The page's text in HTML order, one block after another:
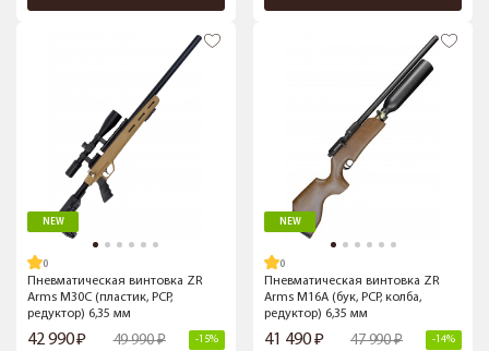
NEW
Пневматическая винтовка ZR
Arms M30C (пластик, PCP,
редуктор) 6,35 мм
42 990 49 990 -15%
NEW
Пневматическая винтовка ZR
Arms M16A (бук, PCP, колба,
редуктор) 6,35 мм
41 490 47 990 -14%